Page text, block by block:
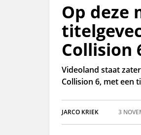
Op deze
Collision
Videoland staat
Collision 6, met een
JARCO KRIEK 3